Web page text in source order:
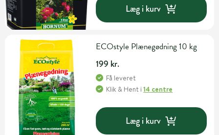
Læg i kurv
ECOstyle Plænegødning 10 kg
199 kr.
Få leveret
Klik & Hent i14 centre
Læg i kurv